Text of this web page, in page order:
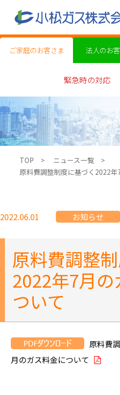
ご家庭のお客さま 法人のお
緊急時の対応
TOP
ニュース一覧
原料費調整制度に基づく2022
2022.06.01 お知らせ
原料費調整
2022年7月
ついて
原料費
月のガス料金について